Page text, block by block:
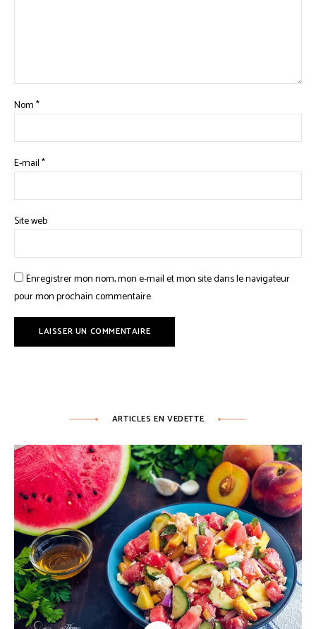
Nom*
E-mail*
Site web
Enregistrer mon nom, mon e-mail et mon site dans le navigateur
pour mon prochain commentaire.
ARTICLES EN VEDETTE